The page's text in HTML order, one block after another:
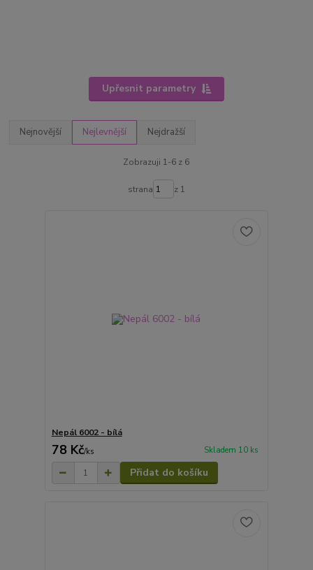
Upřesnit parametry
Nejnovější Nejlevnější Nejdražší
Zobrazuji 1-6 z 6
strana z 1
Nepál 6002 - bílá
78 Kč/ks Skladem 10 ks
Přidat do košíku